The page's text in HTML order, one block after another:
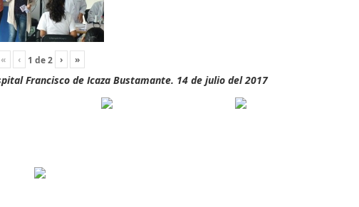
« ‹ 1 de2 › »
Francisco de Icaza Bustamante. 14 de julio del 2017